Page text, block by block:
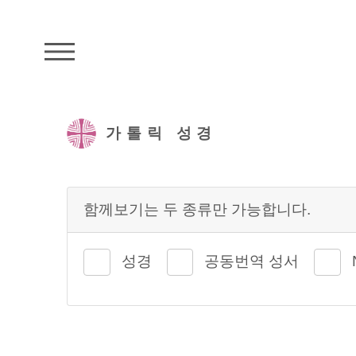
가톨릭 성경
함께보기는 두 종류만 가능합니다.
성경 공동번역 성서